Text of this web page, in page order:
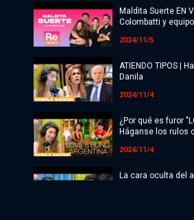
Maldita Suerte EN
Colombatti y equipo
2024/11/5
ATIENDO TIPOS |
Danila
2024/11/4
¿Por qué es furor
Háganse los rulos
2024/11/4
La cara oculta del